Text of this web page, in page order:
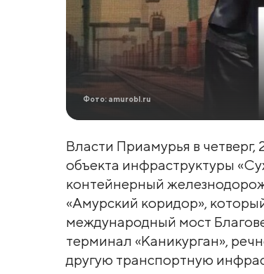
Фото: amurobl.ru
Власти Приамурья в
объекта инфраструктуры
контейнерный
«Амурский коридор»,
международный мост
терминал «Каникурган»,
другую транспортную